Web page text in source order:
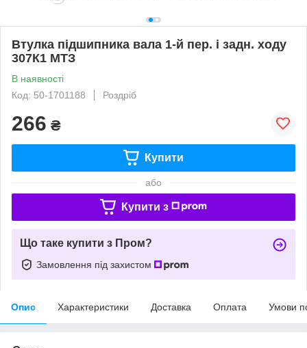
Втулка підшипника вала 1-й пер. і задн. ходу
307К1 МТЗ
В наявності
Код: 50-1701188
Роздріб
266 ₴
Купити
або
Купити з
Що таке купити з Пром?
Замовлення під захистом
Опис Характеристики Доставка Оплата Умови